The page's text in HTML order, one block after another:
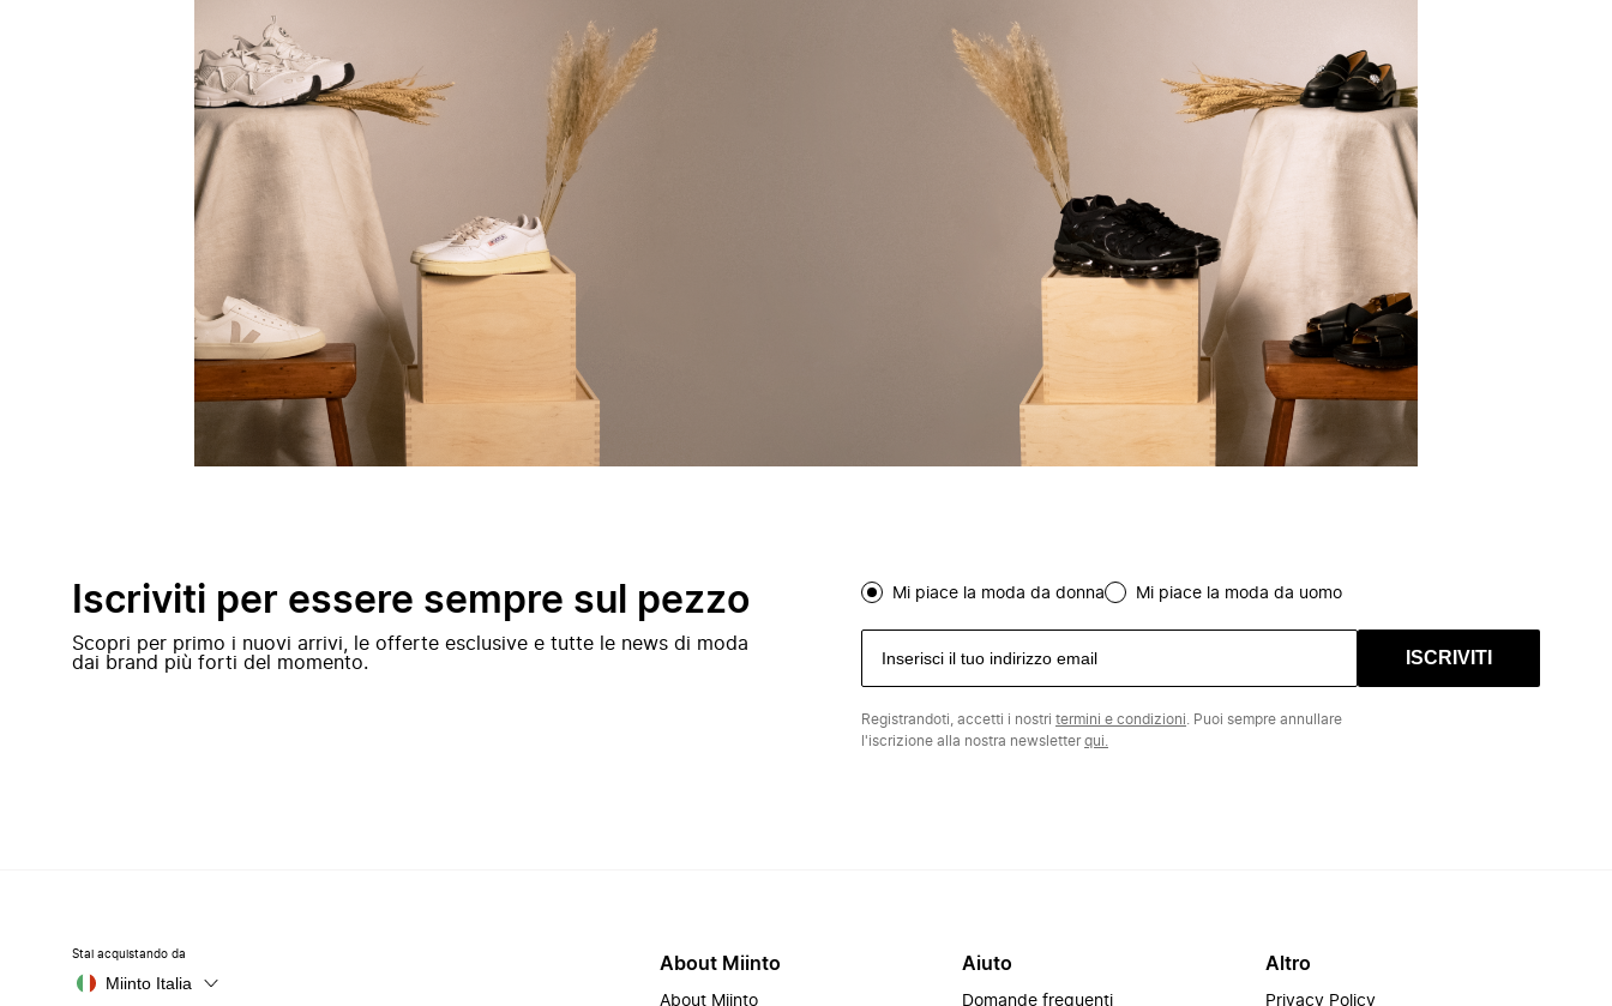
Iscriviti per essere sempre sul pezzo
Scopri per primo i nuovi arrivi, le offerte esclusive e tutte le news di moda
dai brand più forti del momento.
Mi piace la moda da donna Mi piace la moda da uomo
ISCRIVITI
Registrandoti, accetti i nostri termini e condizioni . Puoi sempre annullare
l'iscrizione alla nostra newsletterqui.
Stai acquistando da
Miinto Italia
About Miinto
About Miinto
Aiuto
Domande frequenti
Altro
Privacy Policy